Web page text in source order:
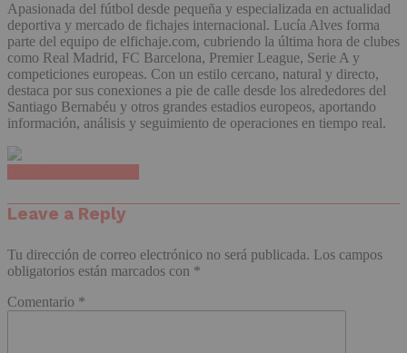
Apasionada del fútbol desde pequeña y especializada en actualidad
deportiva y mercado de fichajes internacional. Lucía Alves forma
parte del equipo de elfichaje.com, cubriendo la última hora de clubes
como Real Madrid, FC Barcelona, Premier League, Serie A y
competiciones europeas. Con un estilo cercano, natural y directo,
destaca por sus conexiones a pie de calle desde los alrededores del
Santiago Bernabéu y otros grandes estadios europeos, aportando
información, análisis y seguimiento de operaciones en tiempo real.
Leave a Reply
Tu dirección de correo electrónico no será publicada. Los campos
obligatorios están marcados con *
Comentario *